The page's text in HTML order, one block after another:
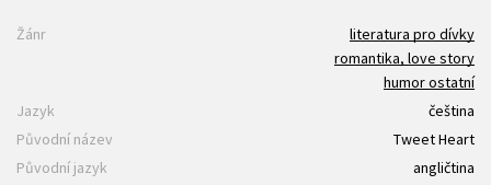
Žánr
literatura pro dívky
romantika, love story
humor ostatní
Jazyk
čeština
Původní název
Tweet Heart
Původní jazyk
angličtina